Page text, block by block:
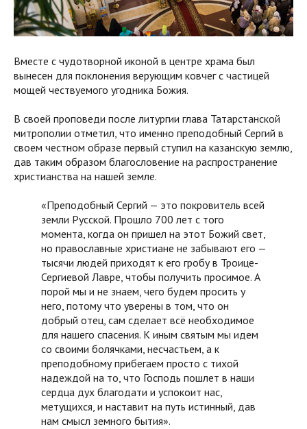
Вместе с чудотворной иконой в центре храма был
вынесен для поклонения верующим ковчег с частицей
мощей чествуемого угодника Божия.
В своей проповеди после литургии глава Татарстанской
митрополии отметил, что именно преподобный Сергий в
своем честном образе первый ступил на казанскую землю,
дав таким образом благословение на распространение
христианства на нашей земле.
«Преподобный Сергий — это покровитель всей
земли Русской. Прошло 700 лет с того
момента, когда он пришел на этот Божий свет,
но православные христиане не забывают его —
тысячи людей приходят к его гробу в Троице-
Сергиевой Лавре, чтобы получить просимое. А
порой мы и не знаем, чего будем просить у
него, потому что уверены в том, что он
добрый отец, сам сделает всё необходимое
для нашего спасения. К иным святым мы идем
со своими болячками, несчастьем, а к
преподобному прибегаем просто с тихой
надеждой на то, что Господь пошлет в наши
сердца дух благодати и успокоит нас,
метущихся, и наставит на путь истинный, дав
нам смысл земного бытия».